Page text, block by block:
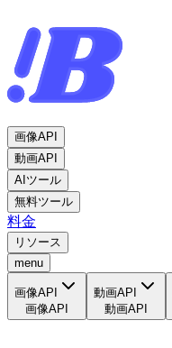
画像API
動画API
AIツール
無料ツール
料金
リソース
menu
画像API
画像API
動画API
動画API